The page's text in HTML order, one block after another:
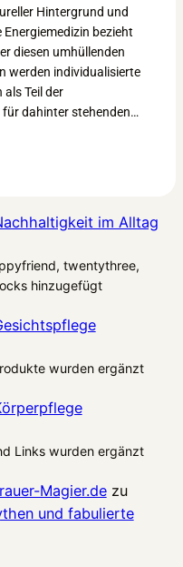
Hintergrund und
Energiemedizin bezieht
diesen umhüllenden
werden individualisierte
Teil der
dahinter stehenden…
im Alltag
twentythree,
hinzugefügt
wurden ergänzt
Links wurden ergänzt
Magier.dezu
und fabulierte